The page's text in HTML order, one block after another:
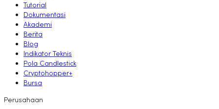
Tutorial
Dokumentasi
Akademi
Berita
Blog
Indikator Teknis
Pola Candlestick
Cryptohopper+
Bursa
Perusahaan